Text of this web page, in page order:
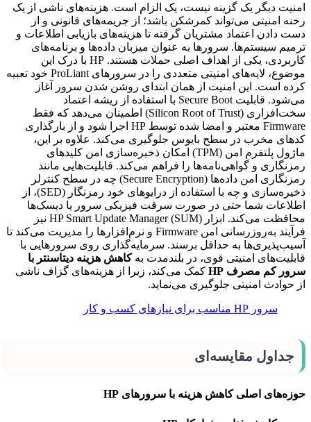
امنیت دیگر یک گزینه نیست، یک الزام است. هزینه‌های ناشی از یک
رخنه امنیتی می‌تواند کمرشکن باشد؛ از جریمه‌های قانونی و از
دست دادن اعتماد مشتریان گرفته تا هزینه‌های بازیابی اطلاعات و
ترمیم سیستم‌ها. سرورها به عنوان میزبان داده‌ها و برنامه‌های
کاربردی، یکی از اهداف اصلی حملات هستند. HP با درک این
موضوع، لایه‌های امنیتی متعددی را در سرورهای ProLiant خود تعبیه
کرده است. این امنیت از همان ابتدای روشن شدن سرور آغاز
می‌شود. قابلیت Secure Boot با استفاده از ریشه اعتماد
سخت‌افزاری (Silicon Root of Trust) اطمینان می‌دهد که فقط
Firmware معتبر و امضا شده توسط HP اجرا شود و از بارگذاری
کدهای مخرب در سطح بایوس جلوگیری می‌کند. علاوه بر این،
ماژول پلتفرم امن (TPM) امکان ذخیره‌سازی امن کلیدهای
رمزنگاری و گواهی‌نامه‌ها را فراهم می‌کند. قابلیت‌هایی مانند
رمزنگاری امن داده‌ها (Secure Encryption) چه در سطح کنترلر
ذخیره‌سازی و چه با استفاده از درایوهای خود رمزنگار (SED)، از
اطلاعات شما حتی در صورت سرقت فیزیکی سرور یا دیسک‌ها
محافظت می‌کند. ابزار HP Smart Update Manager (SUM) نیز
فرآیند به‌روزرسانی امن Firmware و نرم‌افزارها را مدیریت می‌کند تا
آسیب‌پذیری‌ها به حداقل برسند. سرمایه‌گذاری روی سرورهایی با
قابلیت‌های امنیتی قوی، در بلندمدت بهکاهش هزینه دیتاسنتر با
سرور کم مصرف HP کمک می‌کند، زیرا از هزینه‌های گزاف ناشی
از حوادث امنیتی جلوگیری می‌نماید.
سرور HP مناسب برای نیازهای کسب و کار
جداول مقایسه‌ای
حوزه‌های اصلی کاهش هزینه با سرورهای HP